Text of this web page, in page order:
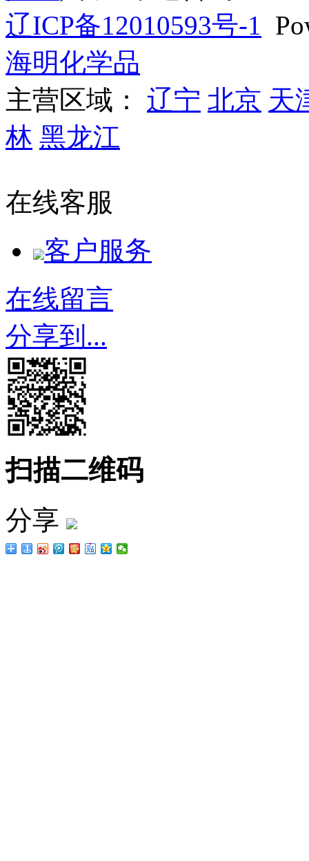
辽ICP备12010593号-1
海明化学品
主营区域： 辽宁 北京 天
林 黑龙江
在线客服
客户服务
在线留言
分享到...
扫描二维码
分享